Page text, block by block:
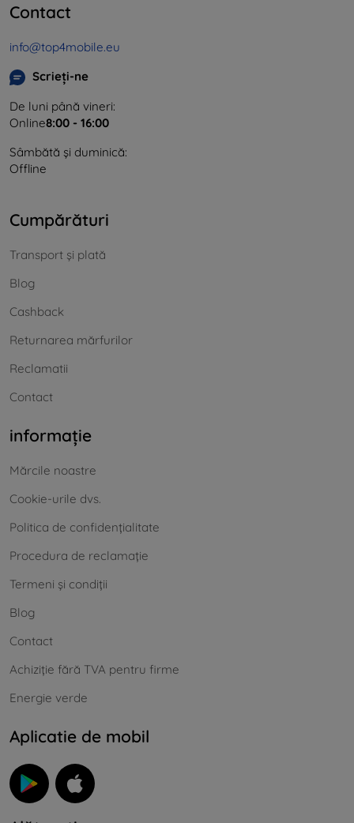
Contact
info@top4mobile.eu
Scrieți-ne
De luni până vineri:
Online8:00 - 16:00
Sâmbătă și duminică:
Offline
Cumpărături
Transport și plată
Blog
Cashback
Returnarea mărfurilor
Reclamatii
Contact
informație
Mărcile noastre
Cookie-urile dvs.
Politica de confidențialitate
Procedura de reclamație
Termeni și condiții
Blog
Contact
Achiziție fără TVA pentru firme
Energie verde
Aplicatie de mobil